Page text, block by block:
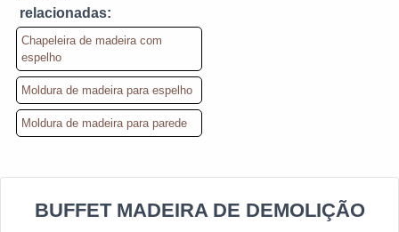
relacionadas:
Chapeleira de madeira com
espelho
Moldura de madeira para espelho
Moldura de madeira para parede
BUFFET MADEIRA DE DEMOLIÇÃO